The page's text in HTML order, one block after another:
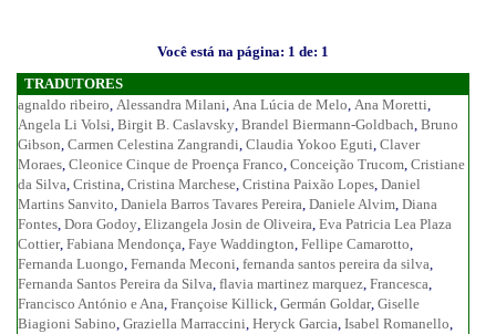
Você está na página: 1 de: 1
TRADUTORES
agnaldo ribeiro, Alessandra Milani, Ana Lúcia de Melo, Ana Moretti,
Angela Li Volsi, Birgit B. Caslavsky, Brandel Biermann-Goldbach, Bruno
Gibson, Carmen Celestina Zangrandi, Claudia Yokoo Eguti, Claver
Moraes, Cleonice Cinque de Proença Franco, Conceição Trucom, Cristiane
da Silva, Cristina, Cristina Marchese, Cristina Paixão Lopes, Daniel
Martins Sanvito, Daniela Barros Tavares Pereira, Daniele Alvim, Diana
Fontes, Dora Godoy, Elizangela Josin de Oliveira, Eva Patricia Lea Plaza
Cottier, Fabiana Mendonça, Faye Waddington, Fellipe Camarotto,
Fernanda Luongo, Fernanda Meconi, fernanda santos pereira da silva,
Fernanda Santos Pereira da Silva, flavia martinez marquez, Francesca,
Francisco António e Ana, Françoise Killick, Germán Goldar, Giselle
Biagioni Sabino, Graziella Marraccini, Heryck Garcia, Isabel Romanello,